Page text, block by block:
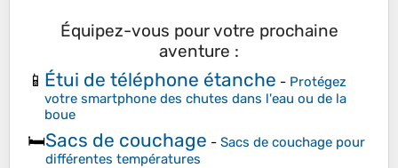
Équipez-vous pour votre prochaine
aventure :
📱 Étui de téléphone étanche - Protégez
votre smartphone des chutes dans l'eau ou de la
boue
🛏️Sacs de couchage - Sacs de couchage pour
différentes températures